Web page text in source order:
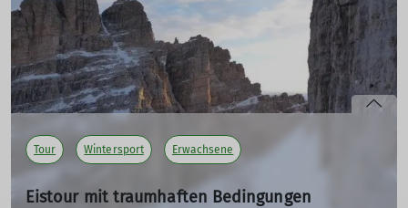
Aussichten, bestiegen die westliche Törlspitze und den
Frauenalplkopf, besuchten das Schachenhaus und den
Alpengarten, und beendeten unser Wochenende mit
einem Bad im Ferchensee.
mehr erfahren
Tour Wintersport Erwachsene
Eistour mit traumhaften Bedingungen